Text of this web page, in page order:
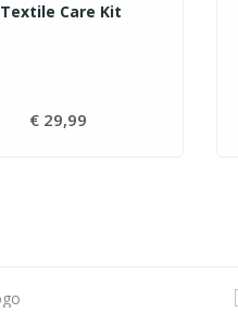
Textile Care Kit
€ 29,99